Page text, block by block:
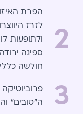
2
הפרת
לזרז
ולתופעות
ספיגה
חולשה
3
ה"טובים"